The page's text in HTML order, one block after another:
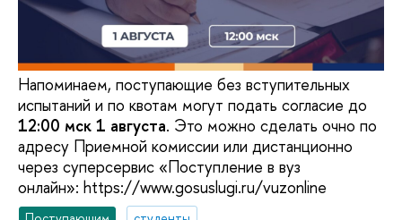
Напоминаем, поступающие без вступительных
испытаний и по квотам могут подать согласие до
12:00 мск 1 августа. Это можно сделать очно по
адресу Приемной комиссии или дистанционно
через суперсервис «Поступление в вуз
онлайн»: https://www.gosuslugi.ru/vuzonline